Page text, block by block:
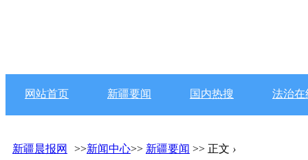
网站首页 新疆要闻 国内热搜 法治在
新疆晨报网 >>新闻中心>> 新疆要闻 >> 正文 ›